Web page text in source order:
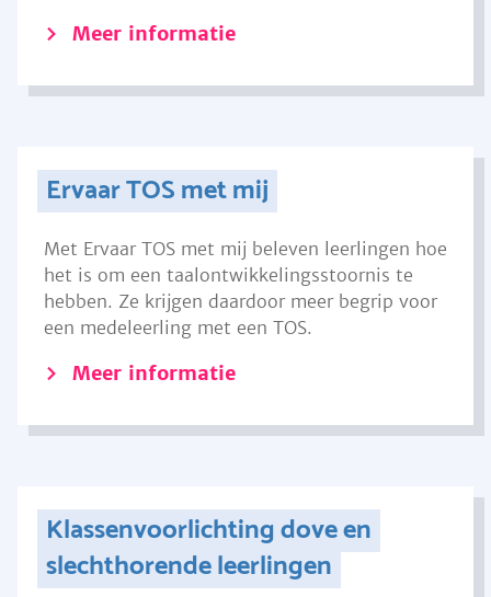
Meer informatie
Ervaar TOS met mij
Met Ervaar TOS met mij beleven leerlingen hoe
het is om een taalontwikkelingsstoornis te
hebben. Ze krijgen daardoor meer begrip voor
een medeleerling met een TOS.
Meer informatie
Klassenvoorlichting dove en
slechthorende leerlingen